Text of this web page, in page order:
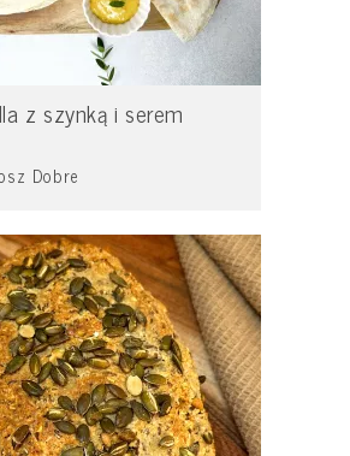
z szynką i serem
Dobre